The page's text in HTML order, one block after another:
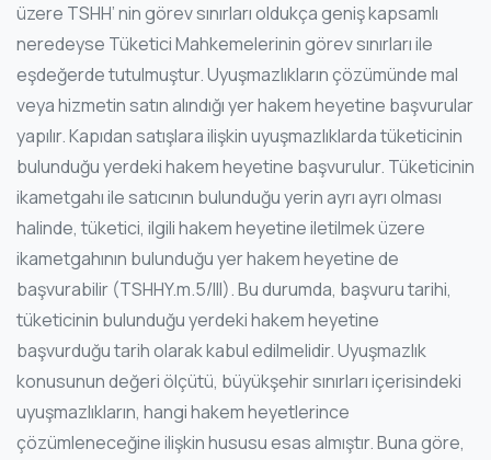
üzere TSHH’ nin görev sınırları oldukça geniş kapsamlı
neredeyse Tüketici Mahkemelerinin görev sınırları ile
eşdeğerde tutulmuştur. Uyuşmazlıkların çözümünde mal
veya hizmetin satın alındığı yer hakem heyetine başvurular
yapılır. Kapıdan satışlara ilişkin uyuşmazlıklarda tüketicinin
bulunduğu yerdeki hakem heyetine başvurulur. Tüketicinin
ikametgahı ile satıcının bulunduğu yerin ayrı ayrı olması
halinde, tüketici, ilgili hakem heyetine iletilmek üzere
ikametgahının bulunduğu yer hakem heyetine de
başvurabilir (TSHHY.m.5/III). Bu durumda, başvuru tarihi,
tüketicinin bulunduğu yerdeki hakem heyetine
başvurduğu tarih olarak kabul edilmelidir. Uyuşmazlık
konusunun değeri ölçütü, büyükşehir sınırları içerisindeki
uyuşmazlıkların, hangi hakem heyetlerince
çözümleneceğine ilişkin hususu esas almıştır. Buna göre,